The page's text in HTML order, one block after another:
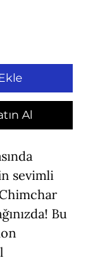
Al
sevimli
Bu